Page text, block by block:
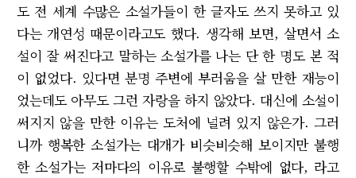
도 전 세계 수많은 소설가들이 한 글자도 쓰지 못하고 있
다는 개연성 때문이라고도 했다. 생각해 보면, 살면서 소
설이 잘 써진다고 말하는 소설가를 나는 단 한 명도 본 적
이 없었다. 있다면 분명 주변에 부러움을 살 만한 재능이
었는데도 아무도 그런 자랑을 하지 않았다. 대신에 소설이
써지지 않을 만한 이유는 도처에 널려 있지 않은가. 그러
니까 행복한 소설가는 대개가 비슷비슷해 보이지만 불행
한 소설가는 저마다의 이유로 불행할 수밖에 없다, 라고